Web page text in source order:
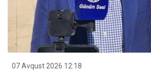
07 Avqust 2026 12:18